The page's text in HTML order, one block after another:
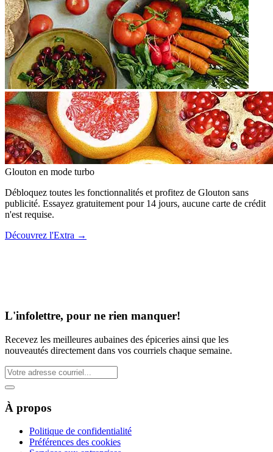
Glouton en mode turbo
Débloquez toutes les fonctionnalités et profitez de Glouton sans
publicité. Essayez gratuitement pour 14 jours, aucune carte de crédit
n'est requise.
Découvrez l'Extra →
L'infolettre, pour ne rien manquer!
Recevez les meilleures aubaines des épiceries ainsi que les
nouveautés directement dans vos courriels chaque semaine.
À propos
Politique de confidentialité
Préférences des cookies